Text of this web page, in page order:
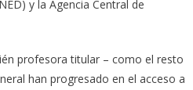
y la Agencia Central de
profesora titular – como el resto
han progresado en el acceso a